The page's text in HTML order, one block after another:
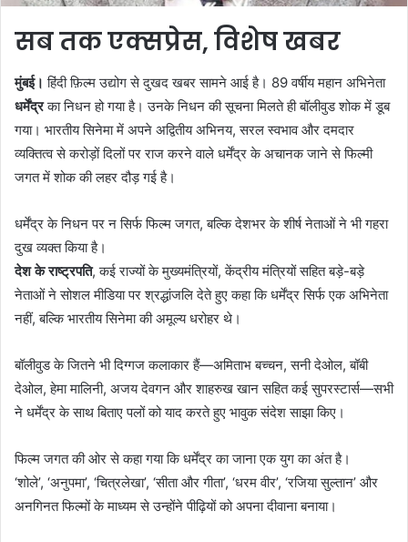
सब तक एक्सप्रेस, विशेष खबर
मुंबई। हिंदी फ़िल्म उद्योग से दुखद खबर सामने आई है। 89 वर्षीय महान अभिनेता
धर्मेंद्रका निधन हो गया है। उनके निधन की सूचना मिलते ही बॉलीवुड शोक में डूब
गया। भारतीय सिनेमा में अपने अद्वितीय अभिनय, सरल स्वभाव और दमदार
व्यक्तित्व से करोड़ों दिलों पर राज करने वाले धर्मेंद्र के अचानक जाने से फिल्मी
जगत में शोक की लहर दौड़ गई है।
धर्मेंद्र के निधन पर न सिर्फ फिल्म जगत, बल्कि देशभर के शीर्ष नेताओं ने भी गहरा
दुख व्यक्त किया है।
देश के राष्ट्रपति, कई राज्यों के मुख्यमंत्रियों, केंद्रीय मंत्रियों सहित बड़े-बड़े
नेताओं ने सोशल मीडिया पर श्रद्धांजलि देते हुए कहा कि धर्मेंद्र सिर्फ एक अभिनेता
नहीं, बल्कि भारतीय सिनेमा की अमूल्य धरोहर थे।
बॉलीवुड के जितने भी दिग्गज कलाकार हैं—अमिताभ बच्चन, सनी देओल, बॉबी
देओल, हेमा मालिनी, अजय देवगन और शाहरुख खान सहित कई सुपरस्टार्स—सभी
ने धर्मेंद्र के साथ बिताए पलों को याद करते हुए भावुक संदेश साझा किए।
फिल्म जगत की ओर से कहा गया कि धर्मेंद्र का जाना एक युग का अंत है।
‘शोले’, ‘अनुपमा’, ‘चित्रलेखा’, ‘सीता और गीता’, ‘धरम वीर’, ‘रजिया सुल्तान’ और
अनगिनत फिल्मों के माध्यम से उन्होंने पीढ़ियों को अपना दीवाना बनाया।